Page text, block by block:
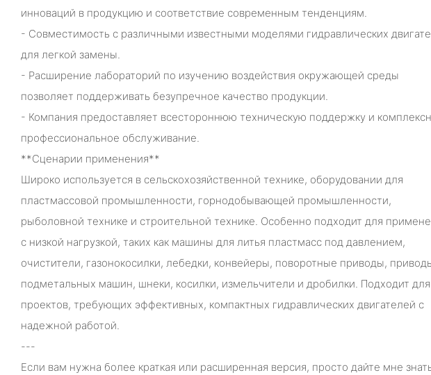
инноваций в продукцию и соответствие современным тенденциям.
- Совместимость с различными известными моделями гидравлических
для легкой замены.
- Расширение лабораторий по изучению воздействия окружающей среды
позволяет поддерживать безупречное качество продукции.
- Компания предоставляет всестороннюю техническую поддержку и
профессиональное обслуживание.
**Сценарии применения**
Широко используется в сельскохозяйственной технике, оборудовании для
пластмассовой промышленности, горнодобывающей промышленности,
рыболовной технике и строительной технике. Особенно подходит для
с низкой нагрузкой, таких как машины для литья пластмасс под давлением,
очистители, газонокосилки, лебедки, конвейеры, поворотные приводы,
подметальных машин, шнеки, косилки, измельчители и дробилки. Подходит для
проектов, требующих эффективных, компактных гидравлических двигателей с
надежной работой.
---
Если вам нужна более краткая или расширенная версия, просто дайте мне